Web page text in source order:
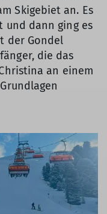
Skigebiet an. Es
und dann ging es
der Gondel
die das
an einem